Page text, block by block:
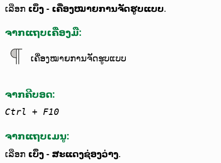
ເລືອກ ເບິ່ງ - ເຄື່ອງໝາຍການຈັດຮູບແບບ.
ຈາກແຖບເຄື່ອງມື:
ເຄື່ອງໝາຍການຈັດຮູບແບບ
ຈາກຄີບອດ:
Ctrl + F10
ຈາກແຖບເມນູ:
ເລືອກ ເບິ່ງ - ສະແດງຊ່ອງວ່າງ.